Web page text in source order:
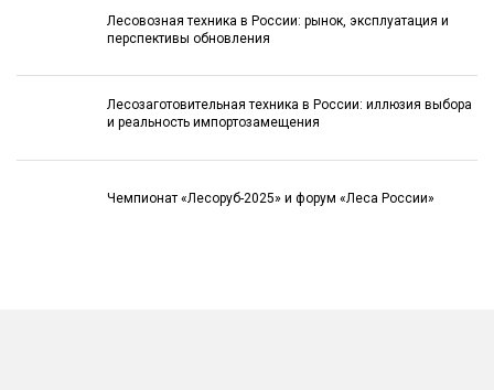
Лесовозная техника в России: рынок, эксплуатация и
перспективы обновления
Лесозаготовительная техника в России: иллюзия выбора
и реальность импортозамещения
Чемпионат «Лесоруб-2025» и форум «Леса России»